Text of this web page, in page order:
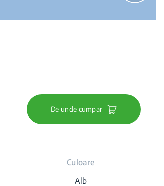
De unde cumpar
Culoare
Alb